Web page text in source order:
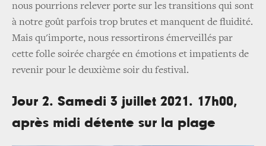
nous pourrions relever porte sur les transitions qui sont
à notre goût parfois trop brutes et manquent de fluidité.
Mais qu'importe, nous ressortirons émerveillés par
cette folle soirée chargée en émotions et impatients de
revenir pour le deuxième soir du festival.
Jour 2. Samedi 3 juillet 2021. 17h00,
après midi détente sur la plage